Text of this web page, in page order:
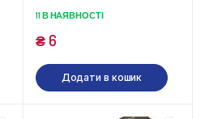
11 В НАЯВНОСТІ
₴6
Додати в кошик